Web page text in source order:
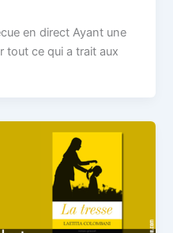
en direct Ayant une
tout ce qui a trait aux